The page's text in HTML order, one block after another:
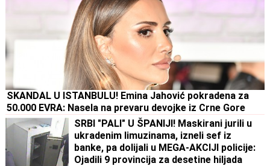
SKANDAL U ISTANBULU! Emina Jahović pokradena za
50.000 EVRA: Nasela na prevaru devojke iz Crne Gore
SRBI "PALI" U ŠPANIJI! Maskirani jurili u
ukradenim limuzinama, izneli sef iz
banke, pa dolijali u MEGA-AKCIJI policije:
Ojadili 9 provincija za desetine hiljada